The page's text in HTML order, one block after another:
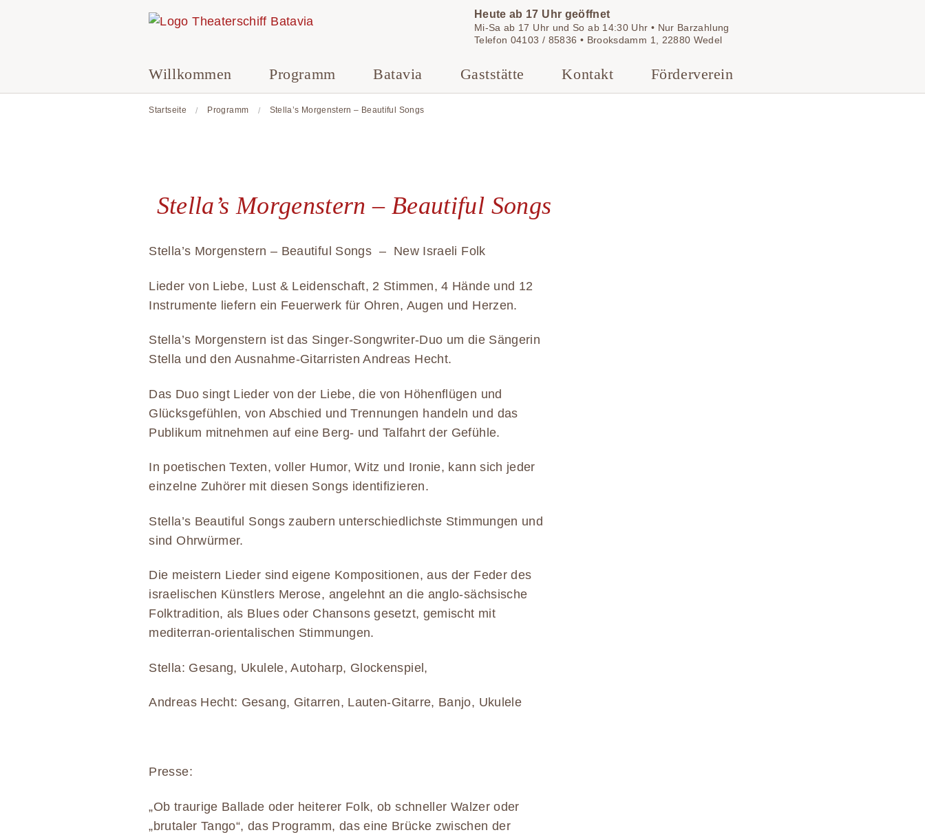
Heute ab 17 Uhr geöffnet
Mi-Sa ab 17 Uhr und So ab 14:30 Uhr • Nur Barzahlung
Telefon 04103 / 85836 • Brooksdamm 1, 22880 Wedel
Willkommen Programm Batavia Gaststätte Kontakt Förderverein
Startseite Programm Stella’s Morgenstern – Beautiful Songs
Stella’s Morgenstern – Beautiful Songs
Stella’s Morgenstern – Beautiful Songs – New Israeli Folk
Lieder von Liebe, Lust & Leidenschaft, 2 Stimmen, 4 Hände und 12
Instrumente liefern ein Feuerwerk für Ohren, Augen und Herzen.
Stella’s Morgenstern ist das Singer-Songwriter-Duo um die Sängerin
Stella und den Ausnahme-Gitarristen Andreas Hecht.
Das Duo singt Lieder von der Liebe, die von Höhenflügen und
Glücksgefühlen, von Abschied und Trennungen handeln und das
Publikum mitnehmen auf eine Berg- und Talfahrt der Gefühle.
In poetischen Texten, voller Humor, Witz und Ironie, kann sich jeder
einzelne Zuhörer mit diesen Songs identifizieren.
Stella’s Beautiful Songs zaubern unterschiedlichste Stimmungen und
sind Ohrwürmer.
Die meistern Lieder sind eigene Kompositionen, aus der Feder des
israelischen Künstlers Merose, angelehnt an die anglo-sächsische
Folktradition, als Blues oder Chansons gesetzt, gemischt mit
mediterran-orientalischen Stimmungen.
Stella: Gesang, Ukulele, Autoharp, Glockenspiel,
Andreas Hecht: Gesang, Gitarren, Lauten-Gitarre, Banjo, Ukulele
Presse:
„Ob traurige Ballade oder heiterer Folk, ob schneller Walzer oder
„brutaler Tango“, das Programm, das eine Brücke zwischen der